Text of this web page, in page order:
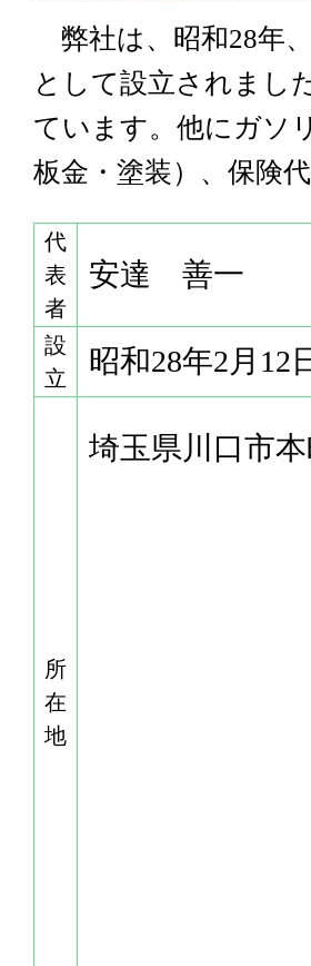
弊社は、昭和28年
として設立されまし
ています。他にガソ
板金・塗装）、保険
代
表
者
安達 善一
設
立
昭和28年2月12
所
在
地
埼玉県川口市本